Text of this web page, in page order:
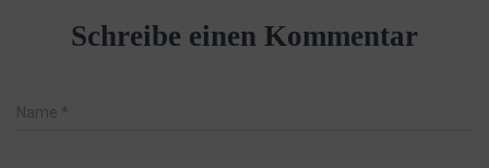
Schreibe einen Kommentar
Name *